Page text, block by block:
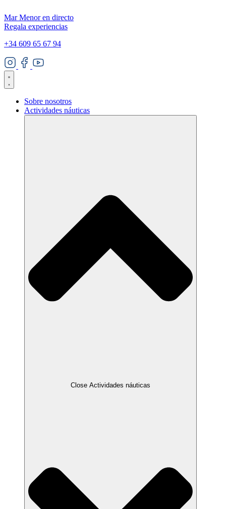
Mar Menor en directo
Regala experiencias
+34 609 65 67 94
Sobre nosotros
Actividades náuticas
Close Actividades náuticas